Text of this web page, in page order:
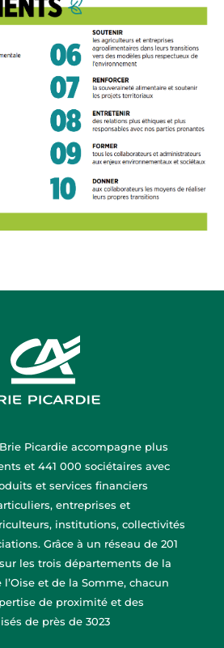
Picardie accompagne plus
et 441 000 sociétaires avec
et services financiers
entreprises et
institutions, collectivités
Grâce à un réseau de 201
les trois départements de la
et de la Somme, chacun
de proximité et des
de près de 3023